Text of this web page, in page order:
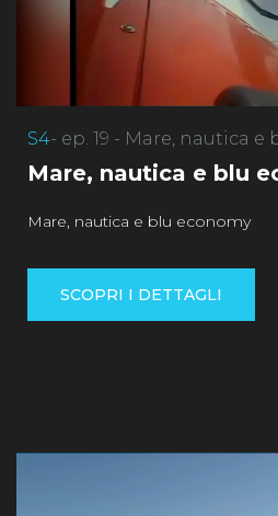
S4- ep. 19 - Mare, nautica
Mare, nautica e blu
Mare, nautica e blu economy
SCOPRI I DETTAGLI